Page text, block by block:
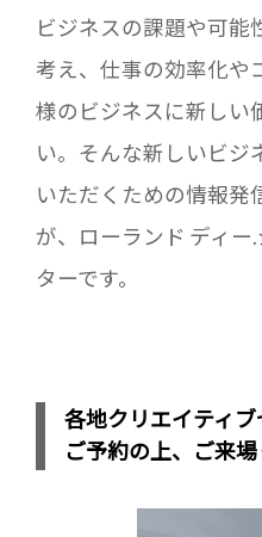
ビジネスの課題や可能
考え、仕事の効率化や
様のビジネスに新しい
い。そんな新しいビジ
いただくための情報発
が、ローランド ディー
ターです。
各地クリエイティ
ご予約の上、ご来場